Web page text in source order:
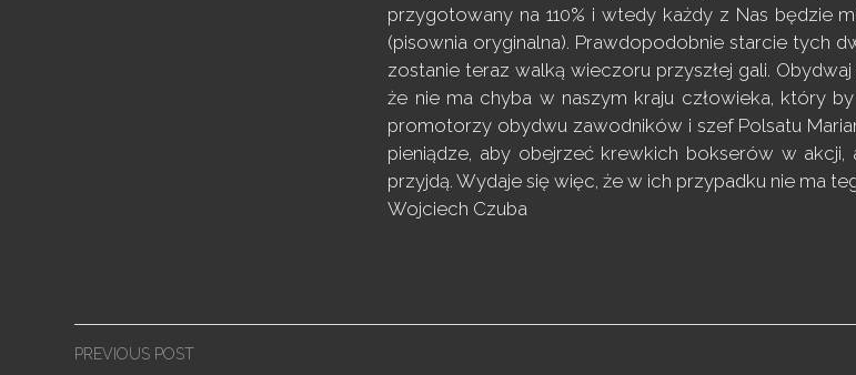
przygotowany na 110% i wtedy każdy z Nas będzie
(pisownia oryginalna). Prawdopodobnie starcie tych
zostanie teraz walką wieczoru przyszłej gali.
że nie ma chyba w naszym kraju człowieka, który
promotorzy obydwu zawodników i szef Polsatu
pieniądze, aby obejrzeć krewkich bokserów w
przyjdą. Wydaje się więc, że w ich przypadku nie ma
Wojciech Czuba
navigation
PREVIOUS POST